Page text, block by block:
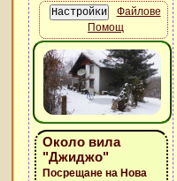
Файлове
Помощ
Около вила
"Джиджо"
Посрещане на Нова